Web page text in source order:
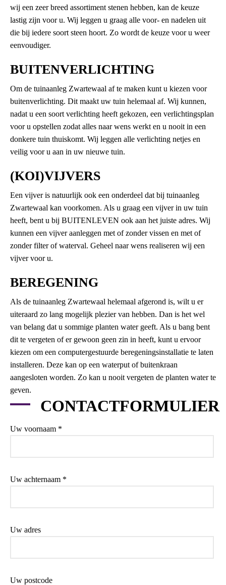
wij een zeer breed assortiment stenen hebben, kan de keuze
lastig zijn voor u. Wij leggen u graag alle voor- en nadelen uit
die bij iedere soort steen hoort. Zo wordt de keuze voor u weer
eenvoudiger.
BUITENVERLICHTING
Om de tuinaanleg Zwartewaal af te maken kunt u kiezen voor
buitenverlichting. Dit maakt uw tuin helemaal af. Wij kunnen,
nadat u een soort verlichting heeft gekozen, een verlichtingsplan
voor u opstellen zodat alles naar wens werkt en u nooit in een
donkere tuin thuiskomt. Wij leggen alle verlichting netjes en
veilig voor u aan in uw nieuwe tuin.
(KOI)VIJVERS
Een vijver is natuurlijk ook een onderdeel dat bij tuinaanleg
Zwartewaal kan voorkomen. Als u graag een vijver in uw tuin
heeft, bent u bij BUITENLEVEN ook aan het juiste adres. Wij
kunnen een vijver aanleggen met of zonder vissen en met of
zonder filter of waterval. Geheel naar wens realiseren wij een
vijver voor u.
BEREGENING
Als de tuinaanleg Zwartewaal helemaal afgerond is, wilt u er
uiteraard zo lang mogelijk plezier van hebben. Dan is het wel
van belang dat u sommige planten water geeft. Als u bang bent
dit te vergeten of er gewoon geen zin in heeft, kunt u ervoor
kiezen om een computergestuurde beregeningsinstallatie te laten
installeren. Deze kan op een waterput of buitenkraan
aangesloten worden. Zo kan u nooit vergeten de planten water te
geven.
CONTACTFORMULIER
Uw voornaam *
Uw achternaam *
Uw adres
Uw postcode